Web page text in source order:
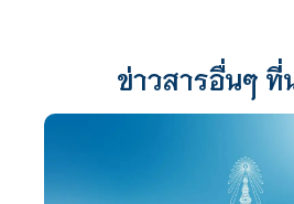
ข่าวสารอื่นๆ ที่